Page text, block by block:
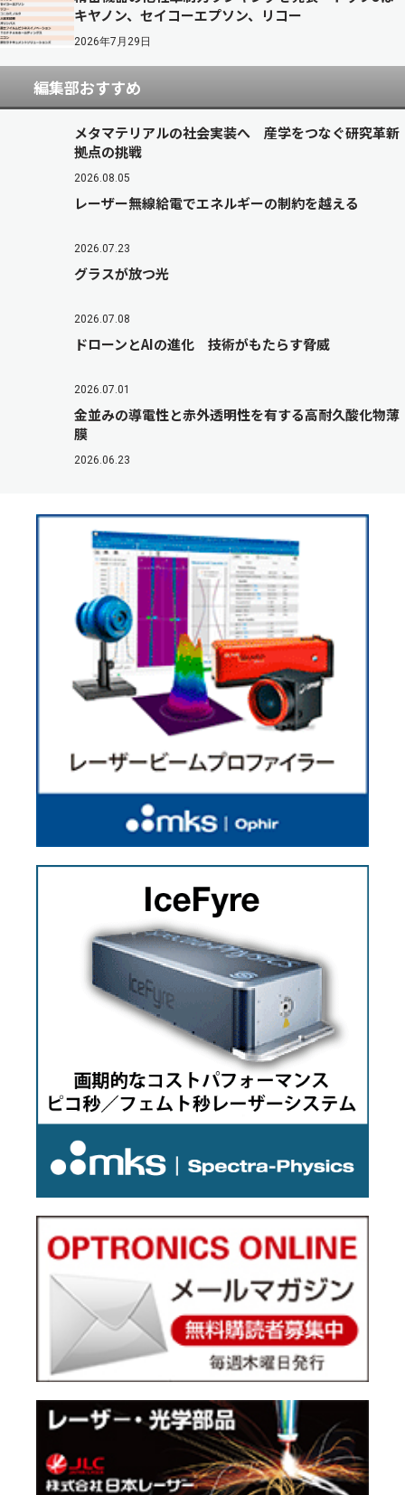
キヤノン、セイコーエプソン、リコー
2026年7月29日
編集部おすすめ
メタマテリアルの社会実装へ 産学をつなぐ研究革新
拠点の挑戦
2026.08.05
レーザー無線給電でエネルギーの制約を越える
2026.07.23
グラスが放つ光
2026.07.08
ドローンとAIの進化 技術がもたらす脅威
2026.07.01
金並みの導電性と赤外透明性を有する高耐久酸化物薄
膜
2026.06.23